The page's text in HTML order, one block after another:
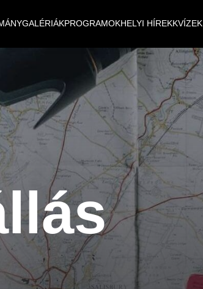
GALÉRIÁKPROGRAMOKHELYI HÍREKKVÍZEK